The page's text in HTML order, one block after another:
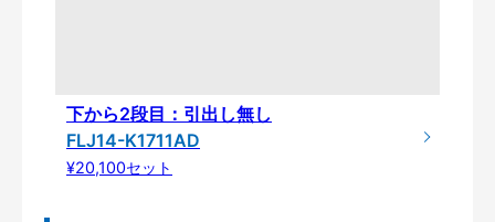
下から2段目：引出し無し
FLJ14-K1711AD
¥20,100セット